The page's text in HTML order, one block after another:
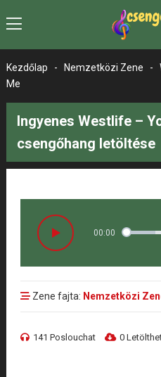
Kezdőlap - Nemzetközi Zene -
Me
Ingyenes Westlife –
csengőhang letöltése
00:00
Zene fajta: Nemzetközi
141 Poslouchat 0